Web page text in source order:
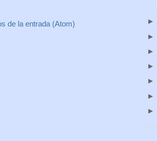
de la entrada (Atom) ►
►
►
►
►
►
►